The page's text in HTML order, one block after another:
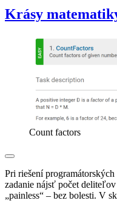
Krásy
Count factors
Pri riešení
zadanie nájsť počet
„painless“ – bez bolesti. V